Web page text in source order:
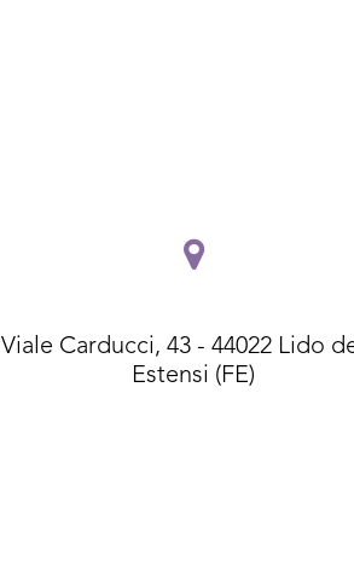
Viale Carducci, 43 - 44022 Lido
Estensi (FE)